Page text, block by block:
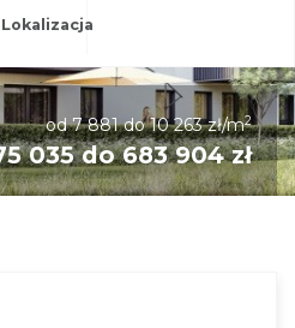
Lokalizacja
od 7 881 do 10 263 zł/m2
035 do 683 904 zł